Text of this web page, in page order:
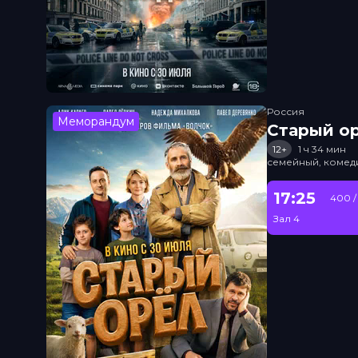
Меморандум
Россия
Старый
12+
1 ч 34 мин
семейный,
17:25
Зал 4
400 /